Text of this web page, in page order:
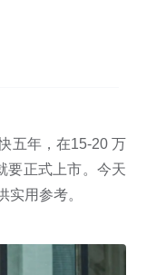
五年，在15-20 万
要正式上市。今天
用参考。